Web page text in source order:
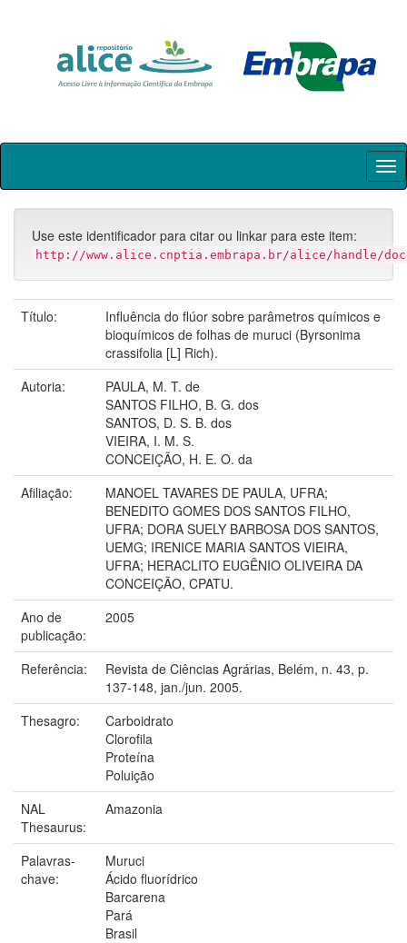
Skip
Use este identificador para citar ou linkar para este item:
http://www.alice.cnptia.embrapa.br/alice/handle/
Título:
Influência do flúor sobre parâmetros químicos e
bioquímicos de folhas de muruci (Byrsonima
crassifolia [L] Rich).
Autoria:
PAULA, M. T. de
SANTOS FILHO, B. G. dos
SANTOS, D. S. B. dos
VIEIRA, I. M. S.
CONCEIÇÃO, H. E. O. da
Afiliação:
MANOEL TAVARES DE PAULA, UFRA;
BENEDITO GOMES DOS SANTOS FILHO,
UFRA; DORA SUELY BARBOSA DOS SANTOS,
UEMG; IRENICE MARIA SANTOS VIEIRA,
UFRA; HERACLITO EUGÊNIO OLIVEIRA DA
CONCEIÇÃO, CPATU.
Ano de
publicação:
2005
Referência:
Revista de Ciências Agrárias, Belém, n. 43, p.
137-148, jan./jun. 2005.
Thesagro:
Carboidrato
Clorofila
Proteína
Poluição
NAL
Thesaurus:
Amazonia
Palavras-
chave:
Muruci
Ácido fluorídrico
Barcarena
Pará
Brasil